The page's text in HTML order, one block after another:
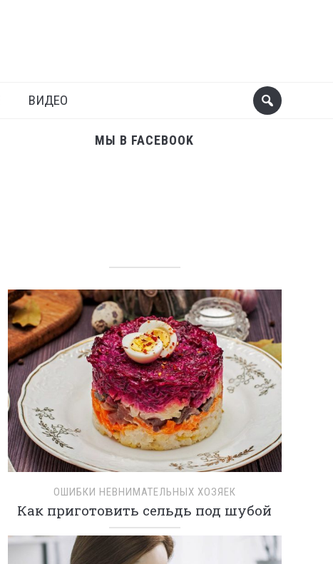
ВИДЕО
МЫ В FACEBOOK
ОШИБКИ НЕВНИМАТЕЛЬНЫХ ХОЗЯЕК
Как приготовить сельдь под шубой